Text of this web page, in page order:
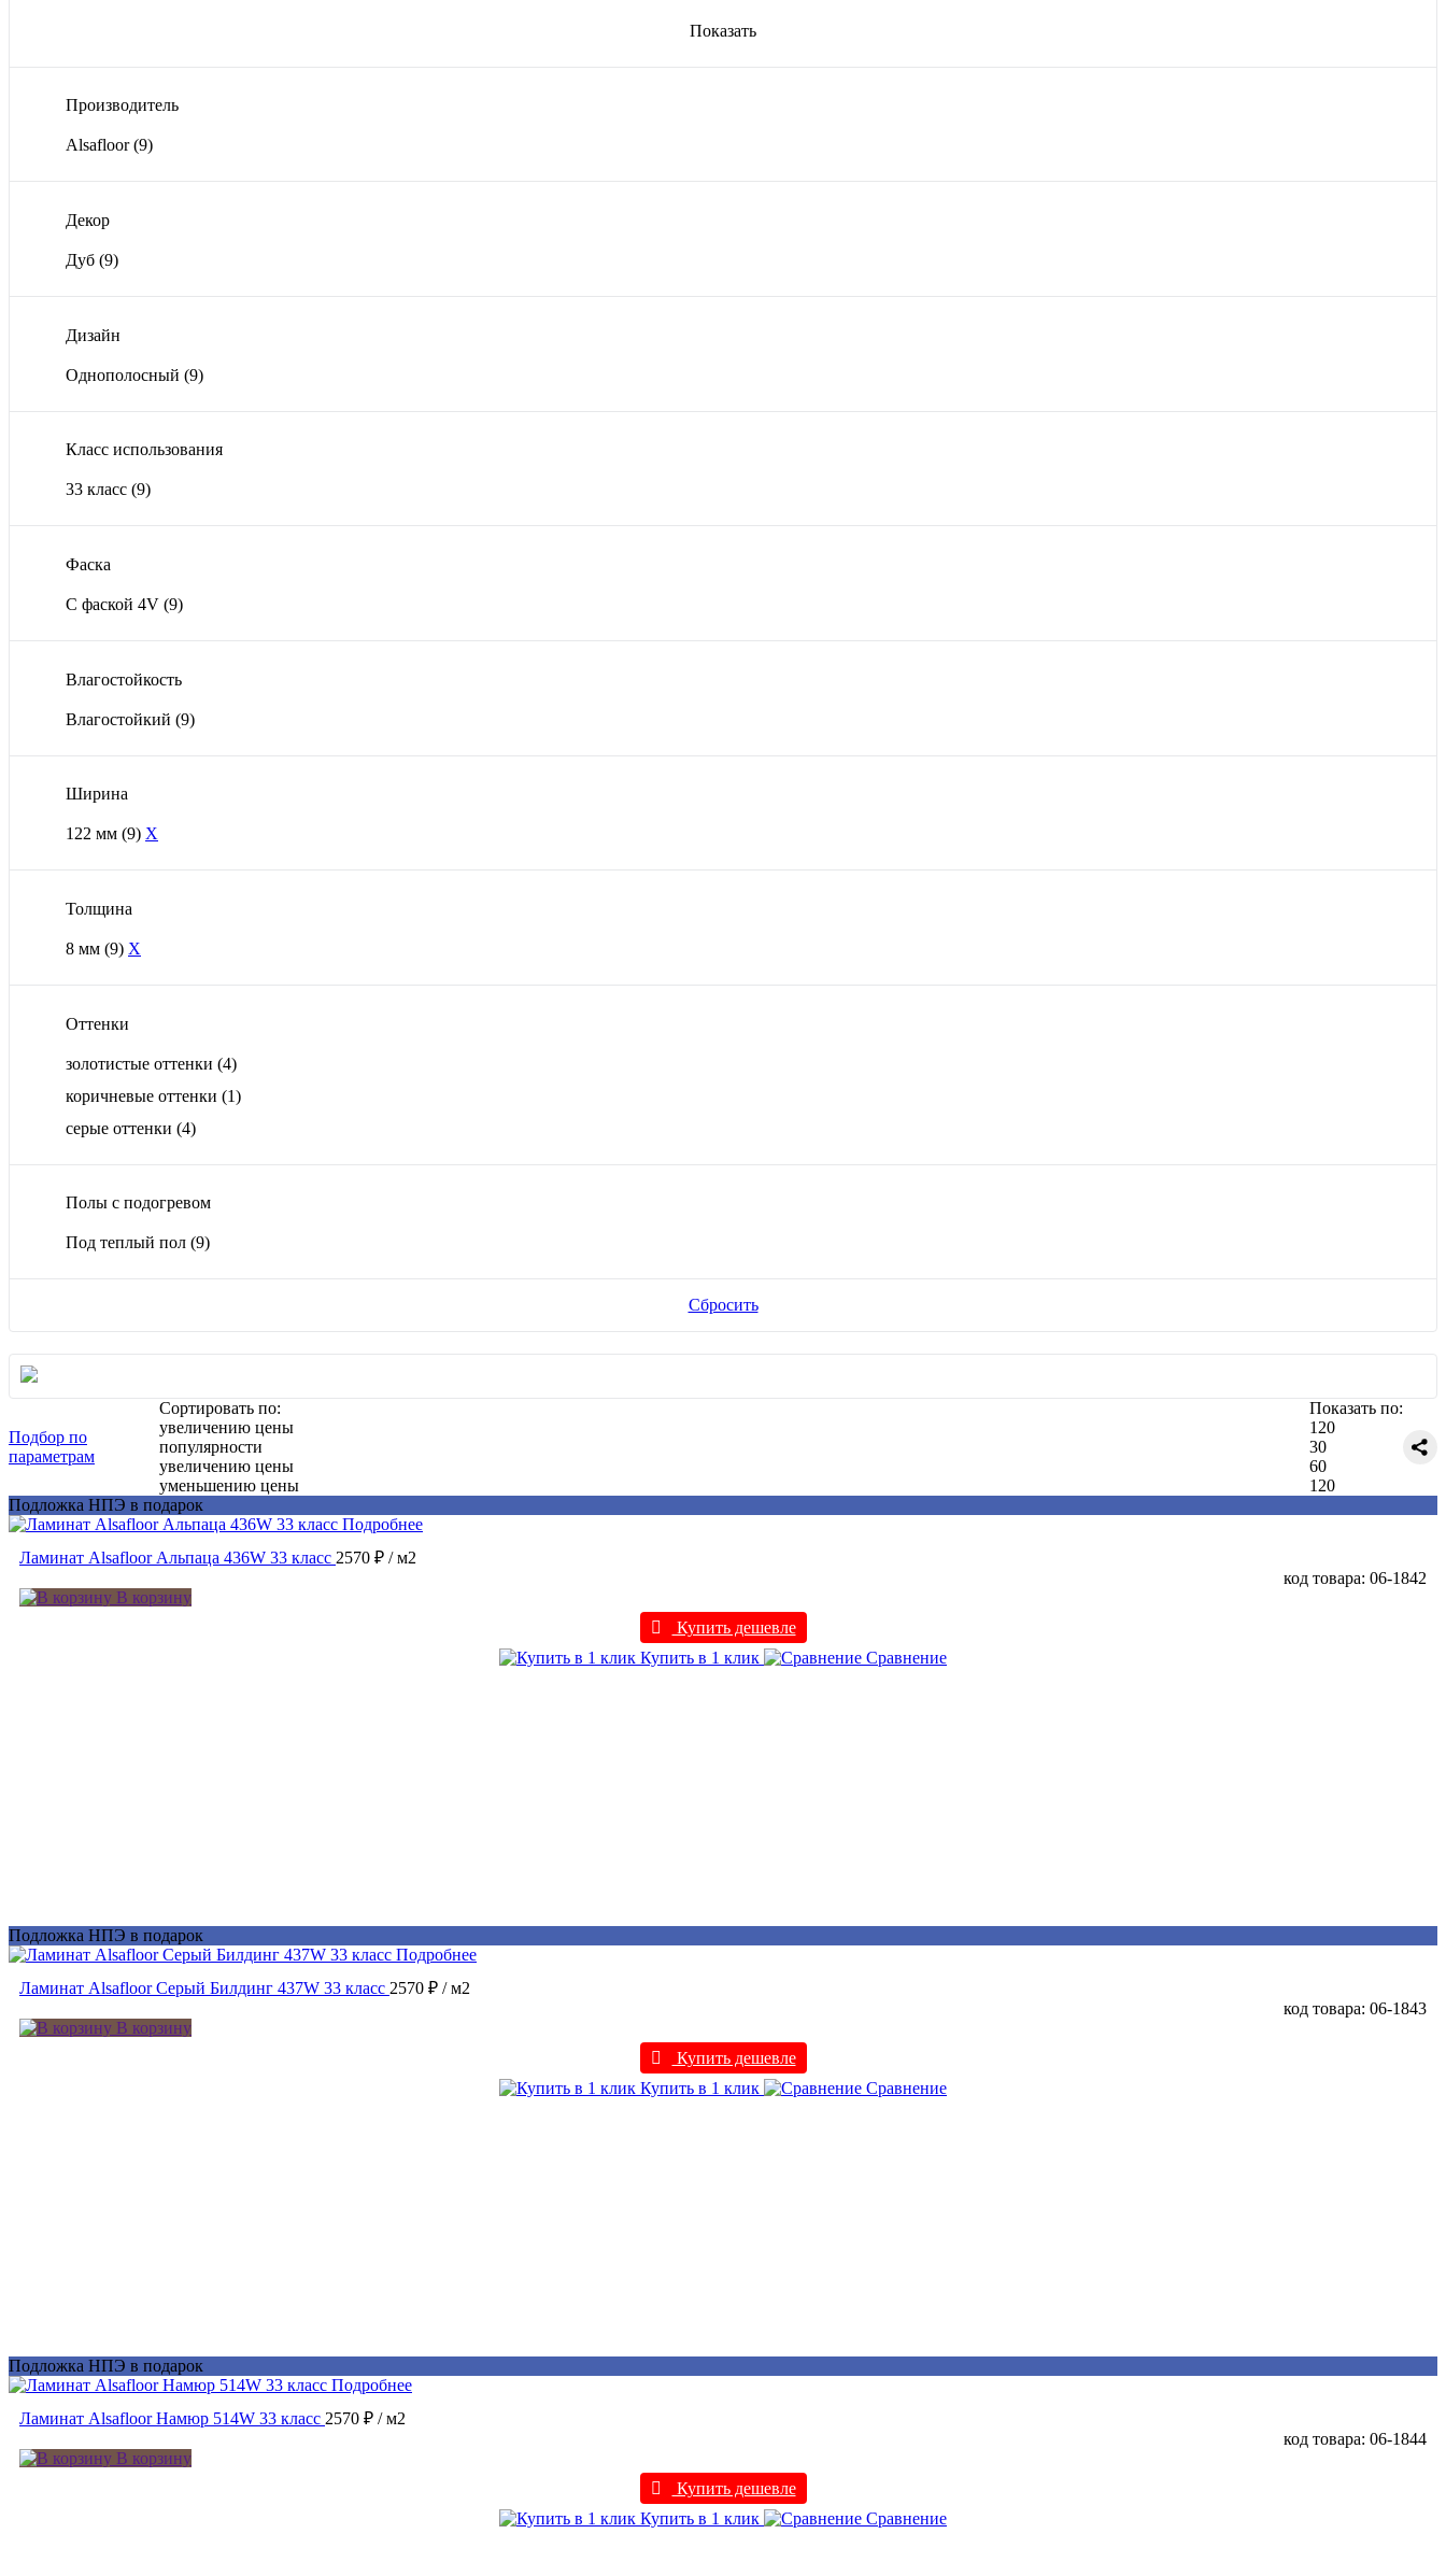
Показать
Производитель
Alsafloor(9)
Декор
Дуб (9)
Дизайн
Однополосный (9)
Класс использования
33 класс (9)
Фаска
С фаской 4V (9)
Влагостойкость
Влагостойкий (9)
Ширина
122 мм (9) X
Толщина
8 мм (9) X
Оттенки
золотистые оттенки (4)
коричневые оттенки (1)
серые оттенки (4)
Полы с подогревом
Под теплый пол (9)
Сбросить
Подбор по
параметрам
Сортировать по:
увеличению цены
популярности
увеличению цены
уменьшению цены
Показать по:
120
30
60
120
Подложка НПЭ в подарок
Подробнее
Ламинат Alsafloor Альпаца 436W 33 класс 2570 ₽ / м2
код товара: 06-1842
В корзину
Купить дешевле
Купить в 1 клик
Сравнение
Подложка НПЭ в подарок
Подробнее
Ламинат Alsafloor Серый Билдинг 437W 33 класс 2570 ₽ / м2
код товара: 06-1843
В корзину
Купить дешевле
Купить в 1 клик
Сравнение
Подложка НПЭ в подарок
Подробнее
Ламинат Alsafloor Намюр 514W 33 класс 2570 ₽ / м2
код товара: 06-1844
В корзину
Купить дешевле
Купить в 1 клик
Сравнение